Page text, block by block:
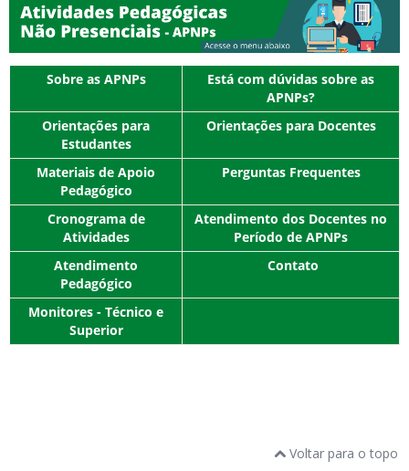
Sobre as APNPs
Está com dúvidas sobre as
APNPs?
Orientações para
Estudantes
Orientações para Docentes
Materiais de Apoio
Pedagógico
Perguntas Frequentes
Cronograma de
Atividades
Atendimento dos Docentes no
Período de APNPs
Atendimento
Pedagógico
Contato
Monitores - Técnico e
Superior
Voltar para o topo